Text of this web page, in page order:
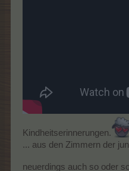
Kindheitserinnerungen.
... aus den Zimmern der
neuerdings auch so oder